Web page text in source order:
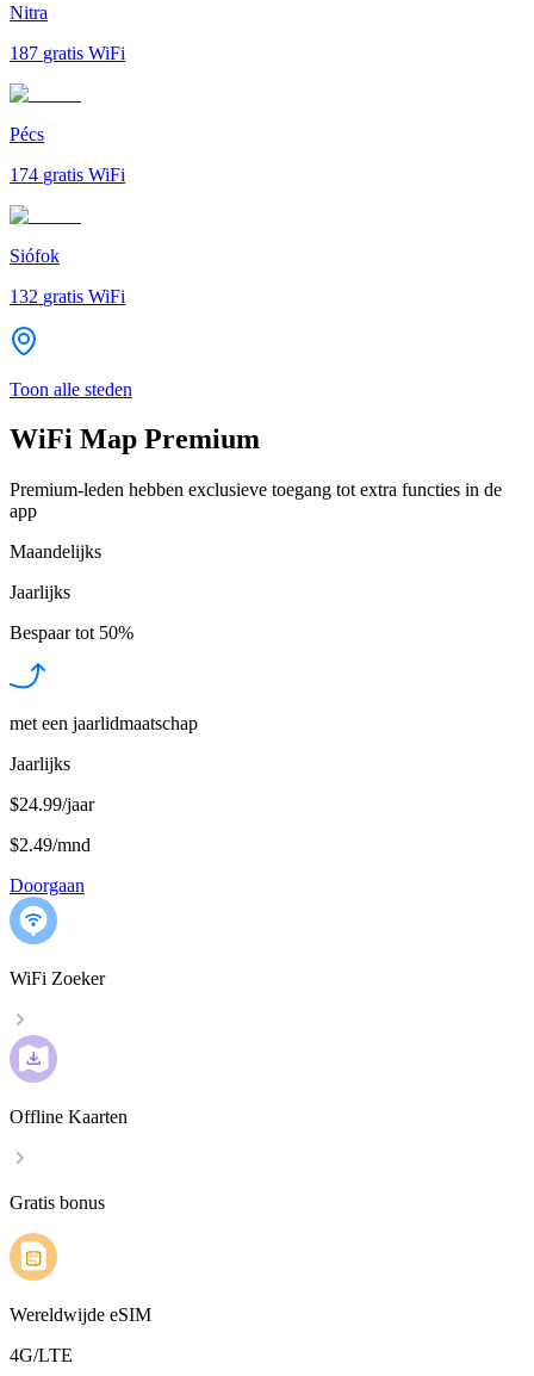
Nitra
187 gratis WiFi
Pécs
174 gratis WiFi
Siófok
132 gratis WiFi
Toon alle steden
WiFi Map Premium
Premium-leden hebben exclusieve toegang tot extra functies in de
app
Maandelijks
Jaarlijks
Bespaar tot 50%
met een jaarlidmaatschap
Jaarlijks
$24.99/jaar
$2.49/mnd
Doorgaan
WiFi Zoeker
Offline Kaarten
Gratis bonus
Wereldwijde eSIM
4G/LTE